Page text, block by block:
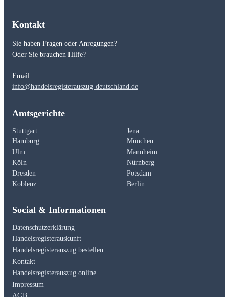
Kontakt
Sie haben Fragen oder Anregungen?
Oder Sie brauchen Hilfe?
Email:
info@handelsregisterauszug-deutschland.de
Amtsgerichte
Stuttgart
Jena
Hamburg
München
Ulm
Mannheim
Köln
Nürnberg
Dresden
Potsdam
Koblenz
Berlin
Social & Informationen
Datenschutzerklärung
Handelsregisterauskunft
Handelsregisterauszug bestellen
Kontakt
Handelsregisterauszug online
Impressum